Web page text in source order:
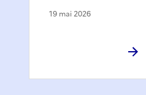
19 mai 2026